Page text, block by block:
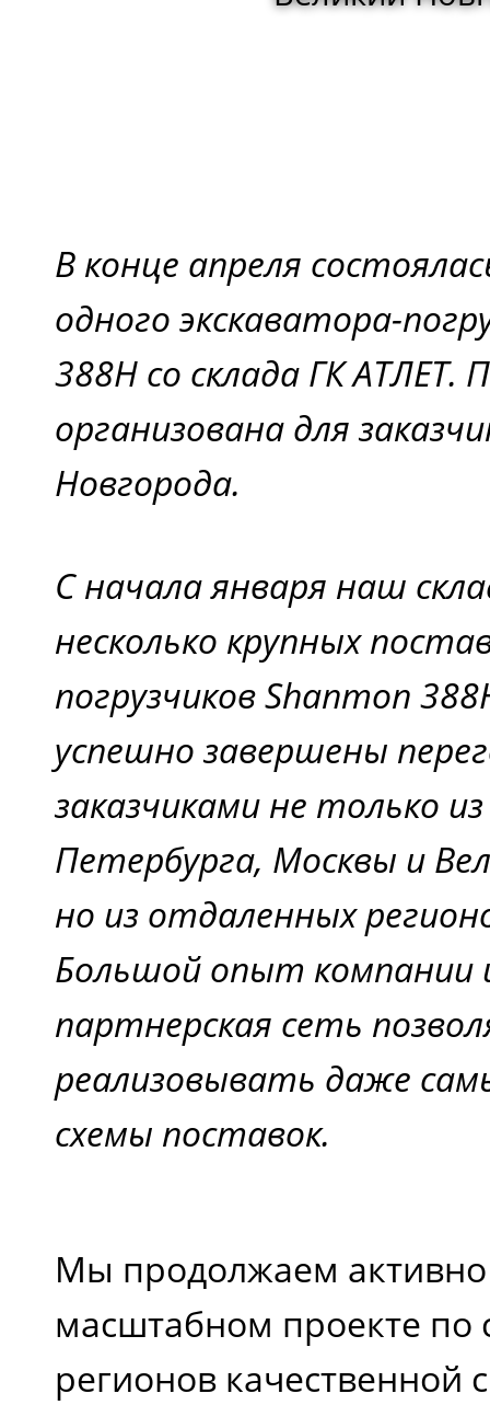
В конце апреля
одного экскаватора-
388H со склада ГК АТЛЕТ.
организована для
Новгорода.
С начала января наш
несколько крупных
погрузчиков Shanmon
успешно завершены
заказчиками не только
Петербурга, Москвы и
но из отдаленных
Большой опыт компании
партнерская сеть
реализовывать даже
схемы поставок.
Мы продолжаем активно
масштабном проекте
регионов качественной